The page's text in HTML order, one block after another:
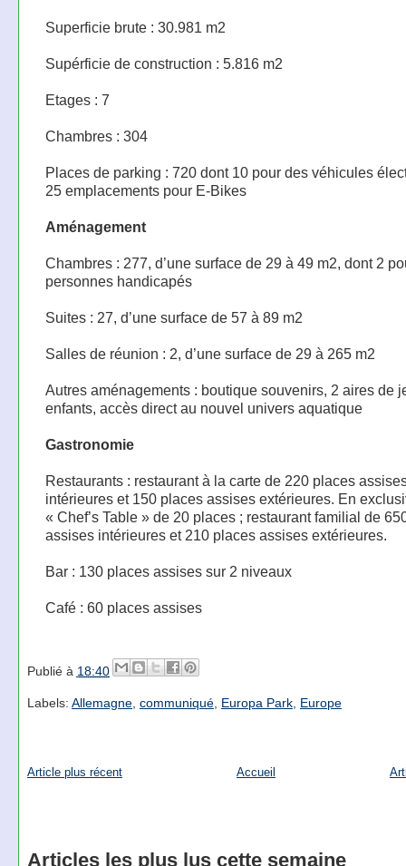
Superficie brute : 30.981 m2
Supérficie de construction : 5.816 m2
Etages : 7
Chambres : 304
Places de parking : 720 dont 10 pour des véhicules
25 emplacements pour E-Bikes
Aménagement
Chambres : 277, d’une surface de 29 à 49 m2, dont 2
personnes handicapés
Suites : 27, d’une surface de 57 à 89 m2
Salles de réunion : 2, d’une surface de 29 à 265 m2
Autres aménagements : boutique souvenirs, 2 aires de
enfants, accès direct au nouvel univers aquatique
Gastronomie
Restaurants : restaurant à la carte de 220 places
intérieures et 150 places assises extérieures. En
« Chef’s Table » de 20 places ; restaurant familial de
assises intérieures et 210 places assises extérieures.
Bar : 130 places assises sur 2 niveaux
Café : 60 places assises
Publié à 18:40
Labels: Allemagne, communiqué, Europa Park, Europe
Article plus récent Accueil
Articles les plus lus cette semaine